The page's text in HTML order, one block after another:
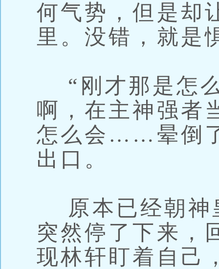
何气势，但是却
里。没错，就是
“刚才那是怎
啊，在主神强者
怎么会……晕倒
出口。
原本已经朝神
突然停了下来，
现林轩盯着自己